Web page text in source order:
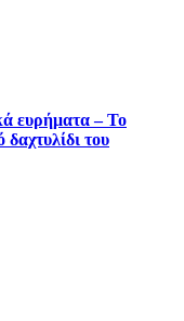
ευρήματα – Το
του